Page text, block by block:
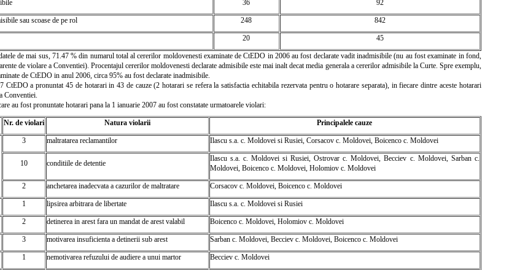
36 92
sau scoase de pe rol 248 842
20 45
de mai sus, 71.47 % din numarul total al cererilor moldovenesti examinate de CtEDO in 2006 au fost declarate vadit inadmisibile (nu au fost examinate in fond,
de violare a Conventiei). Procentajul cererilor moldovenesti declarate admisibile este mai inalt decat media generala a cererilor admisibile la Curte. Spre exemplu,
de CtEDO in anul 2006, circa 95% au fost declarate inadmisibile.
CtEDO a pronuntat 45 de hotarari in 43 de cauze (2 hotarari se refera la satisfactia echitabila rezervata pentru o hotarare separata), in fiecare dintre aceste hotarari
Conventiei.
au fost pronuntate hotarari pana la 1 ianuarie 2007 au fost constatate urmatoarele violari:
Nr. de violari Natura violarii Principalele cauze
3 maltratarea reclamantilor Ilascu s.a. c. Moldovei si Rusiei, Corsacov c. Moldovei, Boicenco c. Moldovei
10 conditiile de detentie
Ilascu s.a. c. Moldovei si Rusiei, Ostrovar c. Moldovei, Becciev c. Moldovei, Sarban c.
Moldovei, Boicenco c. Moldovei, Holomiov c. Moldovei
2 anchetarea inadecvata a cazurilor de maltratare Corsacov c. Moldovei, Boicenco c. Moldovei
1 lipsirea arbitrara de libertate Ilascu s.a. c. Moldovei si Rusiei
2 detinerea in arest fara un mandat de arest valabil Boicenco c. Moldovei, Holomiov c. Moldovei
3 motivarea insuficienta a detinerii sub arest Sarban c. Moldovei, Becciev c. Moldovei, Boicenco c. Moldovei
1 nemotivarea refuzului de audiere a unui martor Becciev c. Moldovei